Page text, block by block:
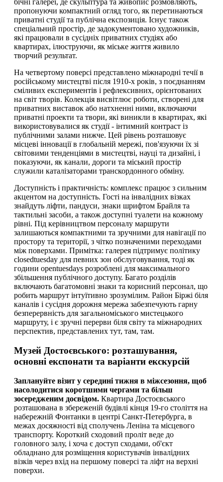
бічні галереї, де скульптура та живопис розмовляють,
пропонуючи компактний огляд того, як перетинаються
приватні студії та публічна експозиція. Існує також
спеціальний простір, де задокументовано художників,
які працювали в сусідніх приватних студіях або
квартирах, ілюструючи, як міське життя живило
творчий результат.
На четвертому поверсі представлено міжнародні течії в
російському мистецтві після 1910-х років, з поєднанням
сміливих експериментів і рефлексивних, орієнтованих
на світ творів. Колекція висвітлює роботи, створені для
приватних виставок або натхненні ними, включаючи
приватні проекти та твори, які виникли в квартирах, які
використовувалися як студії - інтимний контраст із
публічними залами нижче. Цей рівень розташовує
місцеві інновації в глобальній мережі, пов'язуючи їх зі
світовими тенденціями в мистецтві, науці та дизайні, і
показуючи, як канали, дороги та міський простір
служили каталізаторами транскордонного обміну.
Доступність і практичність: комплекс працює з сильним
акцентом на доступність. Гості на інвалідних візках
знайдуть ліфти, пандуси, знаки шрифтом Брайля та
тактильні засоби, а також доступні туалети на кожному
рівні. Під керівництвом персоналу маршрути
залишаються компактними та зручними для навігації по
простору та території, з чітко позначеними переходами
між поверхами. Примітка: галерея підтримує політику
closedtuesday для певних зон обслуговування, тоді як
години opentuesdays розроблені для максимального
збільшення публічного доступу. Багато розділів
включають багатомовні знаки та корисний персонал, що
робить маршрут інтуїтивно зрозумілим. Район Біржі біля
каналів і сусідня дорожня мережа забезпечують гарну
безперервність для загальноміського мистецького
маршруту, і є зручні перерви біля світу та міжнародних
перспектив, представлених тут, там, там.
Музей Достоєвського: розташування,
основні експонати та варіанти екскурсій
Заплануйте візит у середині тижня в міжсезоння, щоб
насолодитися коротшими чергами та більш
зосередженим досвідом. Квартира Достоєвського
розташована в збереженій будівлі кінця 19-го століття на
набережній Фонтанки в центрі Санкт-Петербурга, в
межах досяжності від сполучень Леніна та місцевого
транспорту. Короткий сходовий проліт веде до
головного залу, і хоча є доступ сходами, об'єкт
обладнано для розміщення користувачів інвалідних
візків через вхід на першому поверсі та ліфт на верхні
поверхи.